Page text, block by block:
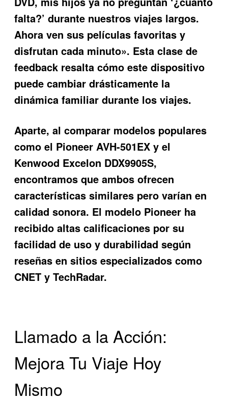
falta?’ durante nuestros viajes largos.
Ahora ven sus películas favoritas y
disfrutan cada minuto». Esta clase de
feedback resalta cómo este dispositivo
puede cambiar drásticamente la
dinámica familiar durante los viajes.
Aparte, al comparar modelos populares
como el Pioneer AVH-501EX y el
Kenwood Excelon DDX9905S,
encontramos que ambos ofrecen
características similares pero varían en
calidad sonora. El modelo Pioneer ha
recibido altas calificaciones por su
facilidad de uso y durabilidad según
reseñas en sitios especializados como
CNET y TechRadar.
Llamado a la Acción:
Mejora Tu Viaje Hoy
Mismo